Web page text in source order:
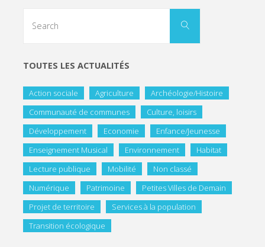
TOUTES LES ACTUALITÉS
Action sociale Agriculture
Archéologie/Histoire
Communauté de communes
Culture, loisirs
Développement
Economie
Enfance/Jeunesse
Enseignement Musical
Environnement
Habitat
Lecture publique
Mobilité
Non classé
Numérique
Patrimoine
Petites Villes de Demain
Projet de territoire
Services à la population
Transition écologique